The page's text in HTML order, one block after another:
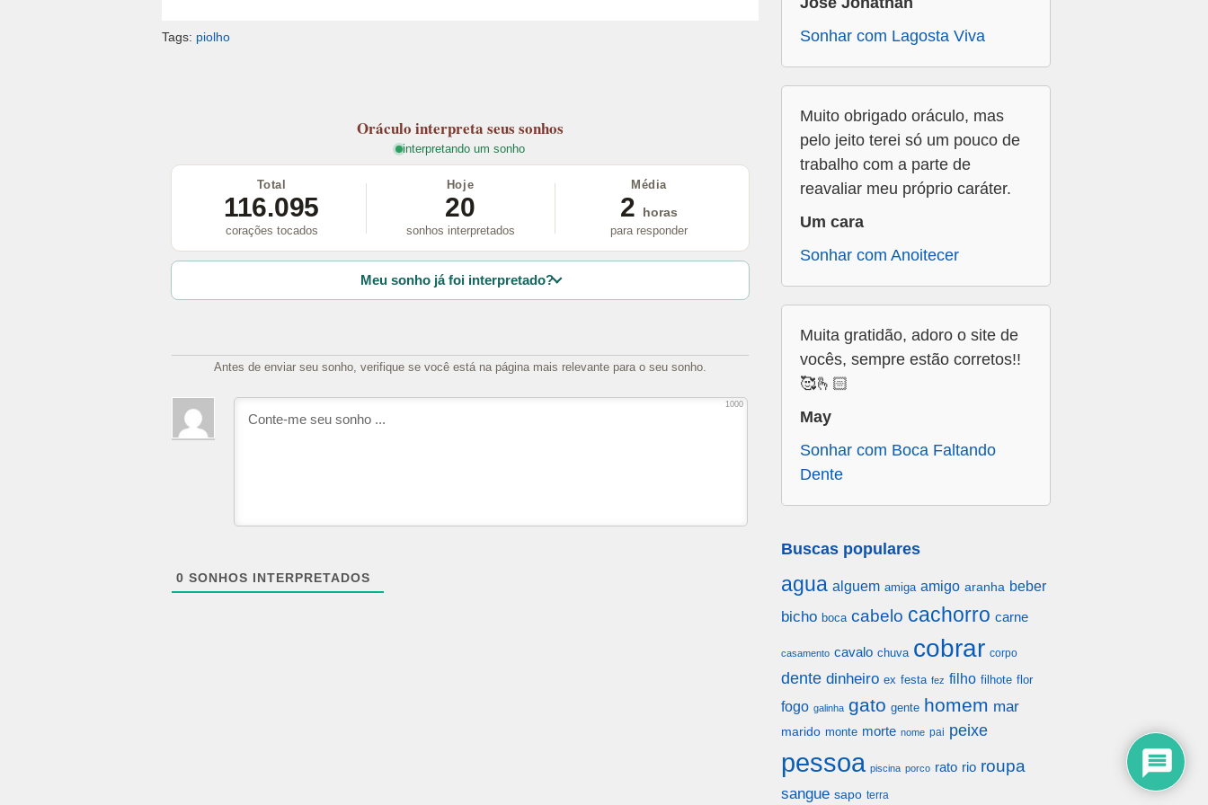
Tags: piolho
Oráculo interpreta seus sonhos
interpretando um sonho
Total
116.095
corações tocados
Hoje
20
sonhos interpretados
Média
2
horas
para responder
Meu sonho já foi interpretado?
Antes de enviar seu sonho, verifique se você está na página mais relevante para o seu sonho.
1000
0 SONHOS INTERPRETADOS
Sonhar com Lagosta Viva
Muito obrigado oráculo, mas
pelo jeito terei só um pouco de
trabalho com a parte de
reavaliar meu próprio caráter.
Um cara
Sonhar com Anoitecer
Muita gratidão, adoro o site de
vocês, sempre estão corretos!!
🥰🫰🏻
May
Sonhar com Boca Faltando
Dente
Buscas populares
agua alguem amiga amigo aranha beber
bicho boca cabelo cachorro carne
casamento cavalo chuva cobrar corpo
dente dinheiro ex festa fez filho filhote flor
fogo galinha gato gente homem mar
marido monte morte nome pai peixe
pessoa piscina porco rato rio roupa
sangue sapo terra